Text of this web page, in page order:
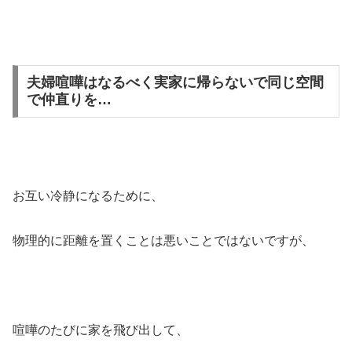
夫婦喧嘩はなるべく実家に帰らないで同じ空間
で仲直りを…
お互い冷静になるために、
物理的に距離を置くことは悪いことではないですが、
喧嘩のたびに家を飛び出して、